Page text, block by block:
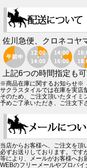
佐川急便、クロネコヤ
上記6つの時間指定も可
※商品在庫に関するお知らせ※
サクラスタイルでは在庫を実店
そのため、ご注文頂いたタイミ
予めご了承いただき、ご注文下
当店からお客様へ、ご注文を頂
必ずお送りしております。です
等により、メールがお客様へお
WEBのフリーメールやプロバ